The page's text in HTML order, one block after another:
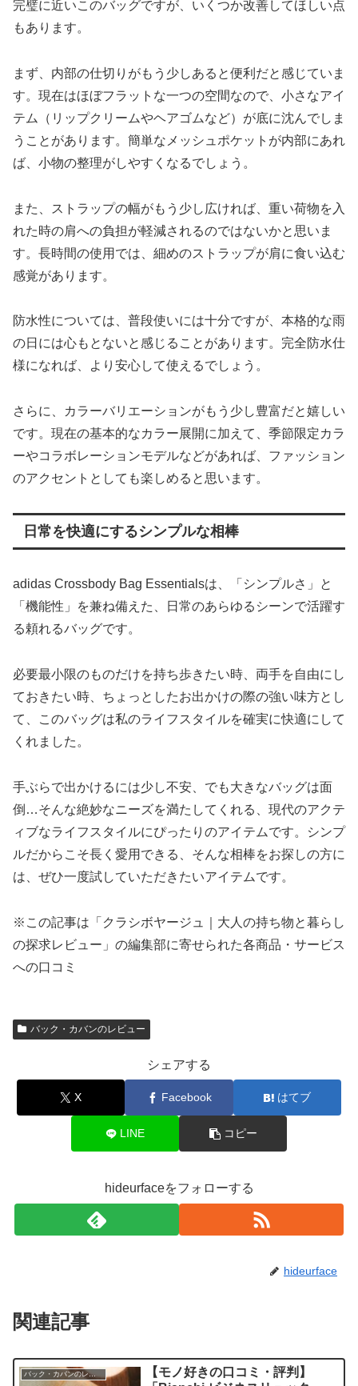
完璧に近いこのバッグですが、いくつか改善してほしい点
もあります。
まず、内部の仕切りがもう少しあると便利だと感じていま
す。現在はほぼフラットな一つの空間なので、小さなアイ
テム（リップクリームやヘアゴムなど）が底に沈んでしま
うことがあります。簡単なメッシュポケットが内部にあれ
ば、小物の整理がしやすくなるでしょう。
また、ストラップの幅がもう少し広ければ、重い荷物を入
れた時の肩への負担が軽減されるのではないかと思いま
す。長時間の使用では、細めのストラップが肩に食い込む
感覚があります。
防水性については、普段使いには十分ですが、本格的な雨
の日には心もとないと感じることがあります。完全防水仕
様になれば、より安心して使えるでしょう。
さらに、カラーバリエーションがもう少し豊富だと嬉しい
です。現在の基本的なカラー展開に加えて、季節限定カラ
ーやコラボレーションモデルなどがあれば、ファッション
のアクセントとしても楽しめると思います。
日常を快適にするシンプルな相棒
adidas Crossbody Bag Essentialsは、「シンプルさ」と
「機能性」を兼ね備えた、日常のあらゆるシーンで活躍す
る頼れるバッグです。
必要最小限のものだけを持ち歩きたい時、両手を自由にし
ておきたい時、ちょっとしたお出かけの際の強い味方とし
て、このバッグは私のライフスタイルを確実に快適にして
くれました。
手ぶらで出かけるには少し不安、でも大きなバッグは面
倒…そんな絶妙なニーズを満たしてくれる、現代のアクテ
ィブなライフスタイルにぴったりのアイテムです。シンプ
ルだからこそ長く愛用できる、そんな相棒をお探しの方に
は、ぜひ一度試していただきたいアイテムです。
※この記事は「クラシボヤージュ｜大人の持ち物と暮らし
の探求レビュー」の編集部に寄せられた各商品・サービス
への口コミ
バック・カバンのレビュー
シェアする
X Facebook はてブ
LINE コピー
hideurfaceをフォローする
hideurface
関連記事
バック・カバンのレビュー
【モノ好きの口コミ・評判】